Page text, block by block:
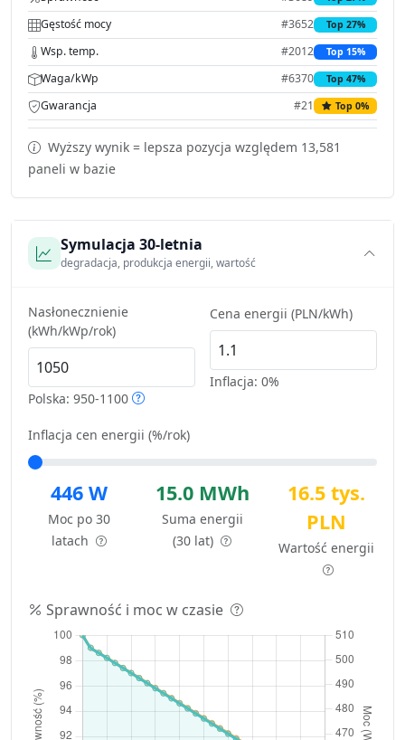
Gęstość mocy #3652 Top 27%
Wsp. temp. #2012 Top 15%
Waga/kWp #6370 Top 47%
Gwarancja #21 Top 0%
Wyższy wynik = lepsza pozycja względem 13,581
paneli w bazie
Symulacja 30-letnia
degradacja, produkcja energii, wartość
Nasłonecznienie
(kWh/kWp/rok)
Polska: 950-1100
Cena energii (PLN/kWh)
Inflacja: 0%
Inflacja cen energii (%/rok)
446 W
Moc po 30
latach
15.0 MWh
Suma energii
(30 lat)
16.5 tys.
PLN
Wartość energii
Sprawność i moc w czasie